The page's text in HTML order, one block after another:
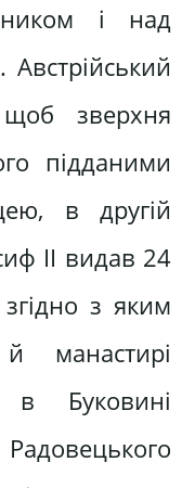
і над
зверхня
підданими
в другій
II видав 24
з яким
манастирі
в Буковині